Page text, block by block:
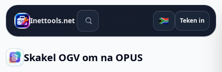
Inettools.net Soek gereedskap 🇿🇦 Teken in
Skakel OGV om na OPUS